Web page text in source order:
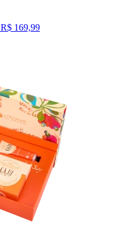
R$ 169,99